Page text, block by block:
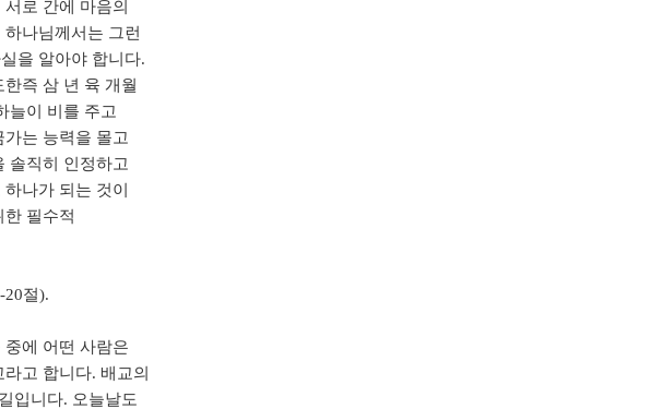
로 간에 마음의
나님께서는 그런
을 알아야 합니다.
즉 삼 년 육 개월
늘이 비를 주고
는 능력을 몰고
솔직히 인정하고
나가 되는 것이
필수적
20절).
에 어떤 사람은
고 합니다. 배교의
입니다. 오늘날도